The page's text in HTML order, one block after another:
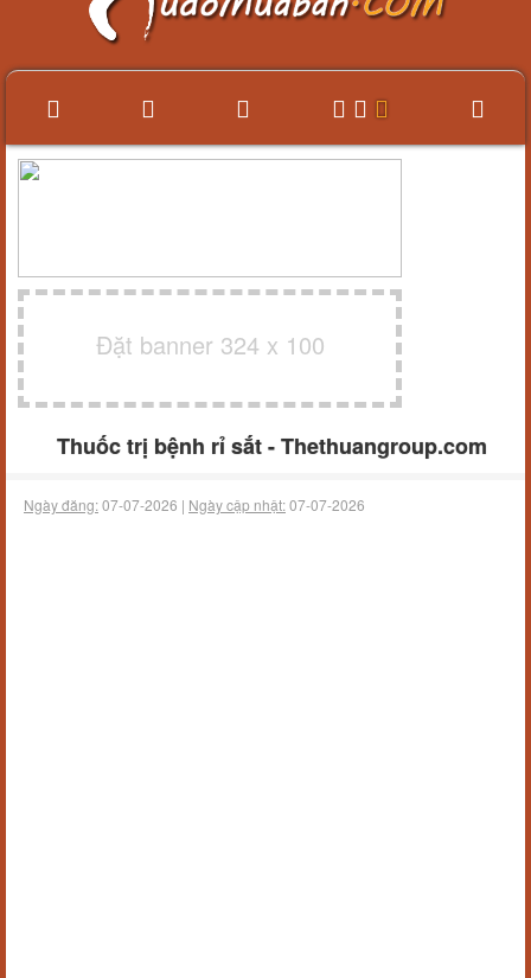
Đặt banner 324 x 100
Thuốc trị bệnh rỉ sắt - Thethuangroup.com
Ngày đăng:07-07-2026 | Ngày cập nhật:07-07-2026